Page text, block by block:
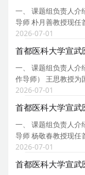
一、 课题组负责人介
导师 朴月善教授现任
经病理学会理事。中
学会病理学分会脑神
2026-07-01
首都医科大学宣
一、 课题组负责人介
作导师） 王思教授为
武医院衰老转化医学
等。 主要研究方向为
2026-07-01
首都医科大学宣
一、 课题组负责人介
导师 杨敬春教授现任
学超声医学系副主任
专家、北京市科委人
2026-07-01
首都医科大学宣